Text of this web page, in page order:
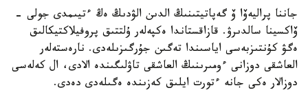
جاننا پراليەۆا ۆ گەپاتيتىنىڭ الدىن الۋدىڭ ەڭ ءتيىمدى جولى -
ۆاكسينا سالدىرۋ. قازاقستاندا ەكپەلەر ۇلتتىق پروفيلاكتيكالىق
ەگۋ كۇنتىزبەسى اياسىندا تەگىن جۇرگىزىلەدى. نارەستەلەر
العاشقى دوزانى ءومىرىنىڭ العاشقى تاۋلىگىندە الادى، ال كەلەسى
دوزالار ەكى جانە ءتورت ايلىق كەزىندە ەگىلەدى دەدى.